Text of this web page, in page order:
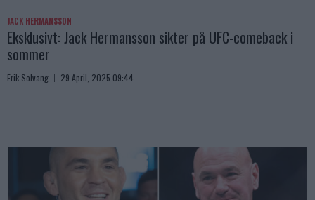
JACK HERMANSSON
Eksklusivt: Jack Hermansson sikter på UFC-comeback i
sommer
Erik Solvang 29 April, 2025 09:44